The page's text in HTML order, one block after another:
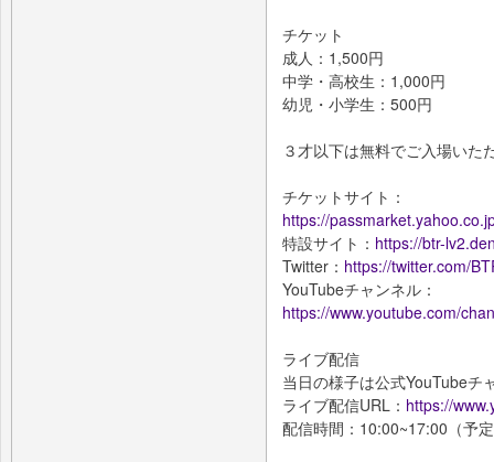
チケット
成人：1,500円
中学・高校生：1,000円
幼児・小学生：500円
３才以下は無料でご入場いた
チケットサイト：
https://
特設サイト： https://btr-
Twitter： https://twitter.com/
YouTubeチャンネル：
https://www.youtube.com/
ライブ配信
当日の様子は公式YouTubeチ
ライブ配信URL： https://
配信時間：10:00~17:00（予